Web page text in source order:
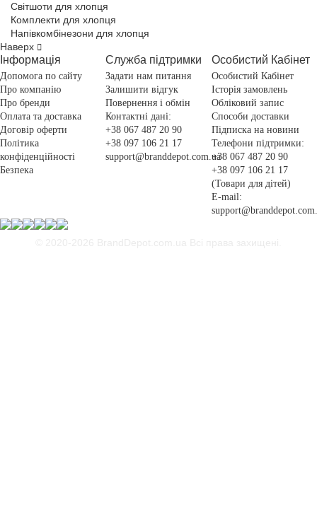
Світшоти для хлопця
Комплекти для хлопця
Напівкомбінезони для хлопця
Наверх
Інформація
Допомога по сайту
Про компанію
Про бренди
Оплата та доставка
Договір оферти
Політика
конфіденційності
Безпека
Служба підтримки
Задати нам питання
Залишити відгук
Повернення і обмін
Контактні дані:
+38 067 487 20 90
+38 097 106 21 17
support@branddepot.com.ua
Особистий Кабінет
Особистий Кабінет
Історія замовлень
Обліковий запис
Способи доставки
Підписка на новини
Телефони підтримки:
+38 067 487 20 90
+38 097 106 21 17
(Товари для дітей)
E-mail: